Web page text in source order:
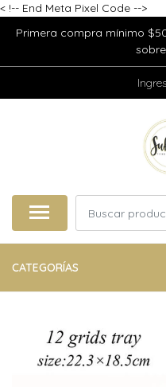
< !-- End Meta Pixel Code -->
Primera compra mínimo
CATEGORÍAS